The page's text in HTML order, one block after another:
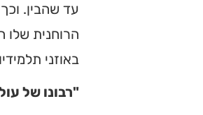
עד שהבין.
הרוחנית
באוזני
"רבונו של